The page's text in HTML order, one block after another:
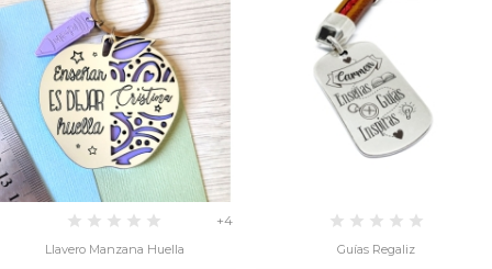
Guías Regaliz Tapa Boli Cuero